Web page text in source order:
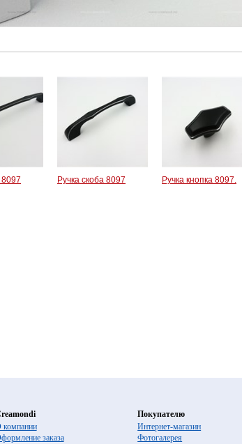
8097 Ручка скоба 8097 Ручка кнопка 8097.
компании
заказа
Покупателю
Интернет-магазин
Фотогалерея